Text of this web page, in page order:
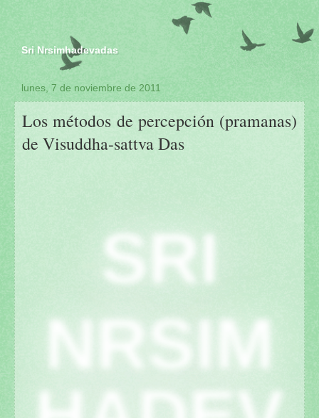
Sri Nrsimhadevadas
lunes, 7 de noviembre de 2011
Los métodos de percepción (pramanas)
de Visuddha-sattva Das
SRI
NRSIM